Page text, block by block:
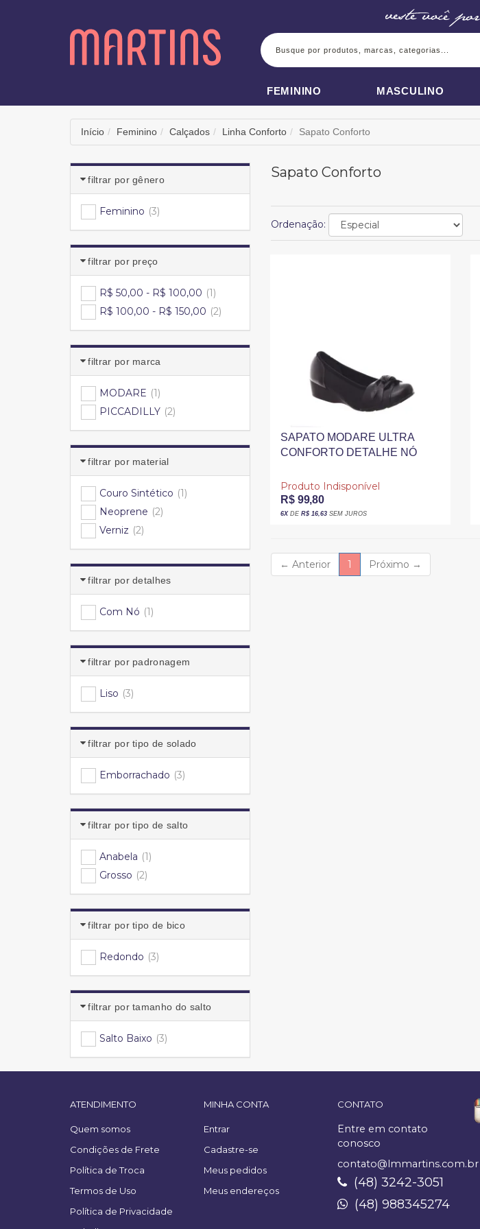
BUSCA
FEMININO MASCULINO
Início Feminino Calçados Linha Conforto Sapato Conforto
filtrar por gênero
Feminino (3)
filtrar por preço
R$ 50,00 - R$ 100,00 (1)
R$ 100,00 - R$ 150,00 (2)
filtrar por marca
MODARE (1)
PICCADILLY (2)
filtrar por material
Couro Sintético (1)
Neoprene (2)
Verniz (2)
filtrar por detalhes
Com Nó (1)
filtrar por padronagem
Liso (3)
filtrar por tipo de solado
Emborrachado (3)
filtrar por tipo de salto
Anabela (1)
Grosso (2)
filtrar por tipo de bico
Redondo (3)
filtrar por tamanho do salto
Salto Baixo (3)
Sapato Conforto
Ordenação:
SAPATO MODARE ULTRA
CONFORTO DETALHE NÓ
JOANETE PRETO
Produto Indisponível
R$ 99,80
6XDER$ 16,63 SEM JUROS
← Anterior 1 (current)
Próximo →
ATENDIMENTO
Quem somos
Condições de Frete
Política de Troca
Termos de Uso
Política de Privacidade
MINHA CONTA
Entrar
Cadastre-se
Meus pedidos
Meus endereços
CONTATO
Entre em contato
conosco
contato@lmmartins.com.br
(48) 3242-3051
(48) 988345274